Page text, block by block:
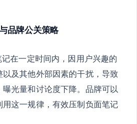
品牌公关策略
在一定时间内，因用户兴趣的
及其他外部因素的干扰，导致
光量和讨论度下降。品牌可以
这一规律，有效压制负面笔记